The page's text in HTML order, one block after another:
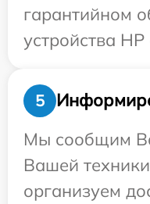
гарантийном
устройства
5
Мы сообщим
Вашей
организуем